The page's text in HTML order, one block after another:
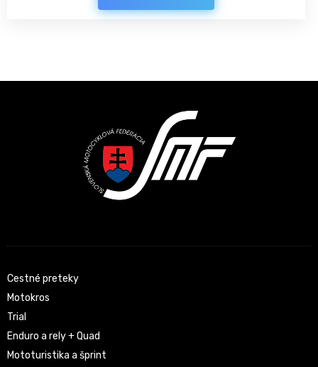
Cestné preteky
Motokros
Trial
Enduro a rely + Quad
Mototuristika a šprint